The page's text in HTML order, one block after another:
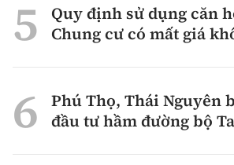
Quy định sử dụng căn
Chung cư có mất giá
Phú Thọ, Thái Nguyên
đầu tư hầm đường bộ